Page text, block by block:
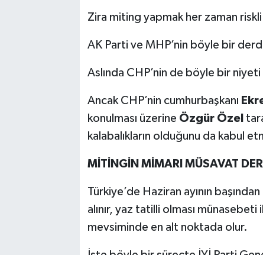
Zira miting yapmak her zaman
AK Parti ve MHP’nin böyle bir
Aslında CHP’nin de böyle bir
Ancak CHP’nin cumhurbaşkanı
konulması üzerine Özgür Özel
kalabalıkların olduğunu da kabul
MİTİNGİN MİMARI MÜSAVAT
Türkiye’de Haziran ayının
alınır, yaz tatilli olması
mevsiminde en alt noktada olur.